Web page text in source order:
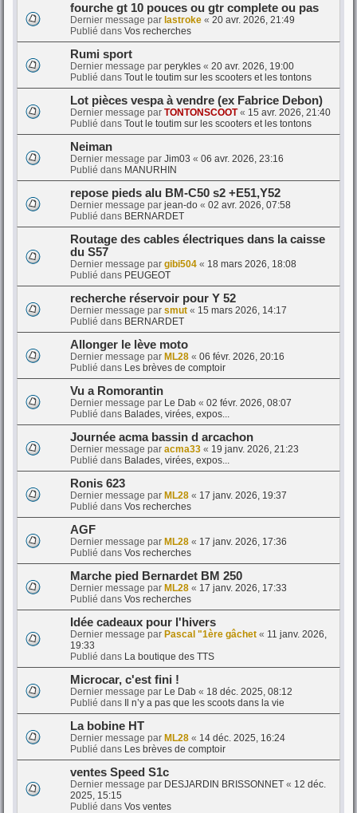
fourche gt 10 pouces ou gtr complete ou pas
Dernier message par lastroke « 20 avr. 2026, 21:49
Publié dans Vos recherches
Rumi sport
Dernier message par perykles « 20 avr. 2026, 19:00
Publié dans Tout le toutim sur les scooters et les tontons
Lot pièces vespa à vendre (ex Fabrice Debon)
Dernier message par TONTONSCOOT« 15 avr. 2026, 21:40
Publié dans Tout le toutim sur les scooters et les tontons
Neiman
Dernier message par Jim03 « 06 avr. 2026, 23:16
Publié dans MANURHIN
repose pieds alu BM-C50 s2 +E51,Y52
Dernier message par jean-do « 02 avr. 2026, 07:58
Publié dans BERNARDET
Routage des cables électriques dans la caisse
du S57
Dernier message par gibi504 « 18 mars 2026, 18:08
Publié dans PEUGEOT
recherche réservoir pour Y 52
Dernier message par smut « 15 mars 2026, 14:17
Publié dans BERNARDET
Allonger le lève moto
Dernier message par ML28 « 06 févr. 2026, 20:16
Publié dans Les brèves de comptoir
Vu a Romorantin
Dernier message par Le Dab « 02 févr. 2026, 08:07
Publié dans Balades, virées, expos...
Journée acma bassin d arcachon
Dernier message par acma33 « 19 janv. 2026, 21:23
Publié dans Balades, virées, expos...
Ronis 623
Dernier message par ML28 « 17 janv. 2026, 19:37
Publié dans Vos recherches
AGF
Dernier message par ML28 « 17 janv. 2026, 17:36
Publié dans Vos recherches
Marche pied Bernardet BM 250
Dernier message par ML28 « 17 janv. 2026, 17:33
Publié dans Vos recherches
Idée cadeaux pour l'hivers
Dernier message par Pascal "1ère gâchet « 11 janv. 2026,
19:33
Publié dans La boutique des TTS
Microcar, c'est fini !
Dernier message par Le Dab « 18 déc. 2025, 08:12
Publié dans Il n’y a pas que les scoots dans la vie
La bobine HT
Dernier message par ML28 « 14 déc. 2025, 16:24
Publié dans Les brèves de comptoir
ventes Speed S1c
Dernier message par DESJARDIN BRISSONNET « 12 déc.
2025, 15:15
Publié dans Vos ventes